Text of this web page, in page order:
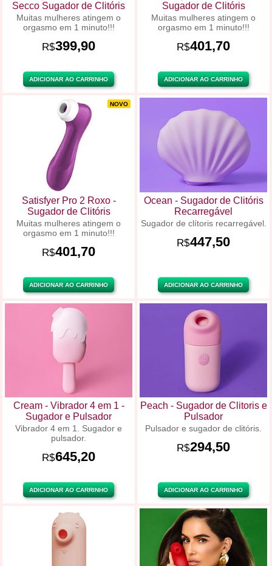
Secco Sugador de Clitóris
Muitas mulheres atingem o
orgasmo em 1 minuto!!!
R$399,90
ADICIONAR AO CARRINHO
Sugador de Clitóris
Muitas mulheres atingem o
orgasmo em 1 minuto!!!
R$401,70
ADICIONAR AO CARRINHO
NOVO
Satisfyer Pro 2 Roxo -
Sugador de Clitóris
Muitas mulheres atingem o
orgasmo em 1 minuto!!!
R$401,70
ADICIONAR AO CARRINHO
Ocean - Sugador de Clitóris
Recarregável
Sugador de clítoris recarregável.
R$447,50
ADICIONAR AO CARRINHO
Cream - Vibrador 4 em 1 -
Sugador e Pulsador
Vibrador 4 em 1. Sugador e
pulsador.
R$645,20
ADICIONAR AO CARRINHO
Peach - Sugador de Clitoris e
Pulsador
Pulsador e sugador de clitóris.
R$294,50
ADICIONAR AO CARRINHO